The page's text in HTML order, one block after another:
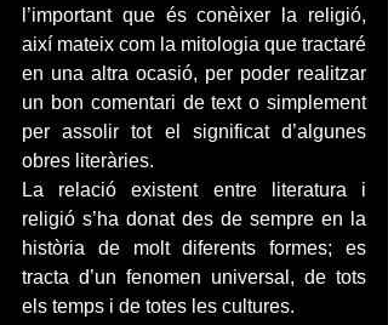
l’important que és conèixer la religió,
així mateix com la mitologia que tractaré
en una altra ocasió, per poder realitzar
un bon comentari de text o simplement
per assolir tot el significat d’algunes
obres literàries.
La relació existent entre literatura i
religió s’ha donat des de sempre en la
història de molt diferents formes; es
tracta d’un fenomen universal, de tots
els temps i de totes les cultures.